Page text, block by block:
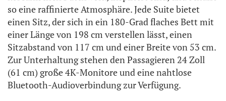
so eine raffinierte Atmosphäre. Jede Suite bietet
einen Sitz, der sich in ein 180-Grad flaches Bett mit
einer Länge von 198 cm verstellen lässt, einen
Sitzabstand von 117 cm und einer Breite von 53 cm.
Zur Unterhaltung stehen den Passagieren 24 Zoll
(61 cm) große 4K-Monitore und eine nahtlose
Bluetooth-Audioverbindung zur Verfügung.